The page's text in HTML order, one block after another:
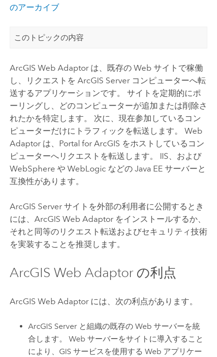
のアーカイブ
このトピックの内容
ArcGIS Web Adaptorは、既存の Web サイトで稼働
し、リクエストを ArcGIS Serverコンピューターへ転
送するアプリケーションです。 サイトを定期的にポ
ーリングし、どのコンピューターが追加または削除さ
れたかを特定します。 次に、現在参加しているコン
ピューターだけにトラフィックを転送します。 Web
Adaptor は、 Portal for ArcGIS をホストしているコン
ピューターへリクエストを転送します。 IIS、および
WebSphere や WebLogic などの Java EE サーバーと
互換性があります。
ArcGIS Serverサイトを外部の利用者に公開するとき
には、ArcGIS Web Adaptor をインストールするか、
それと同等のリクエスト転送およびセキュリティ技術
を実装することを推奨します。
ArcGIS Web Adaptorの利点
ArcGIS Web Adaptorには、次の利点があります。
ArcGIS Server と組織の既存の Web サーバーを統
合します。 Web サーバーをサイトに導入すること
により、GIS サービスを使用する Web アプリケー